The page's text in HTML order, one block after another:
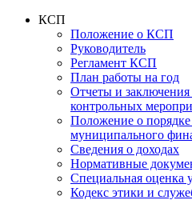
КСП
Положение о КСП
Руководитель
Регламент КСП
План работы на год
Отчеты и
контрольных
Положение о
муниципального
Сведения о доходах
Нормативные
Специальная оценка
Кодекс этики и